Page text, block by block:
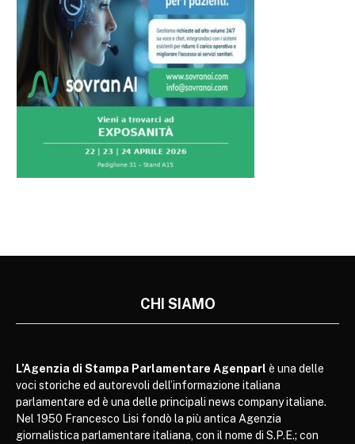
CHI SIAMO
L’Agenzia di Stampa Parlamentare Agenparl è una delle
voci storiche ed autorevoli dell’informazione italiana
parlamentare ed è una delle principali news company italiane.
Nel 1950 Francesco Lisi fondò la più antica Agenzia
giornalistica parlamentare italiana, con il nome di S.P.E.; con